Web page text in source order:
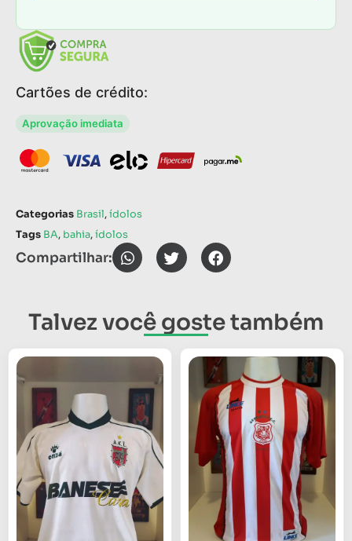
Cartões de crédito:
Aprovação imediata
Categorias Brasil,ídolos
Tags BA, bahia,ídolos
Compartilhar:
Talvez você goste também